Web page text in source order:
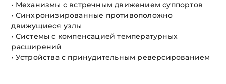
• Механизмы с встречным движением суппортов
• Синхронизированные противоположно
движущиеся узлы
• Системы с компенсацией температурных
расширений
• Устройства с принудительным реверсированием